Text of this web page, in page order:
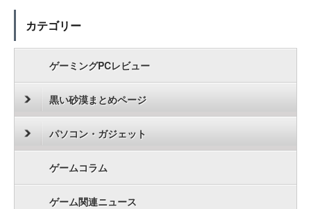
カテゴリー
ゲーミングPCレビュー
黒い砂漠まとめページ
パソコン・ガジェット
ゲームコラム
ゲーム関連ニュース